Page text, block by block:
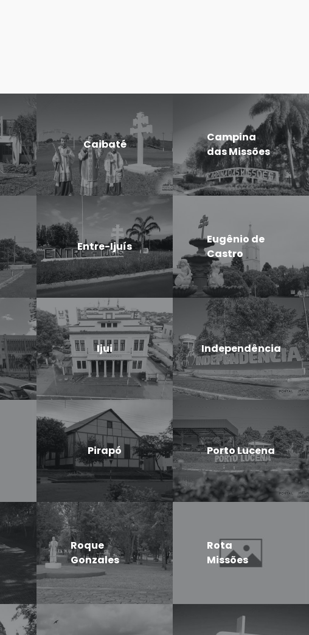
Caibaté
Campina
das Missões
Entre-Ijuís
Eugênio de
Castro
Ijui Independência
Pirapó Porto Lucena
Roque
Gonzales
Rota
Missões